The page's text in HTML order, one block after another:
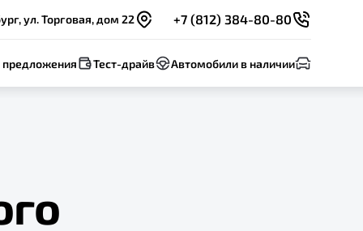
ул. Торговая, дом 22 +7 (812) 384-80-80
Тест-драйв Автомобили в наличии